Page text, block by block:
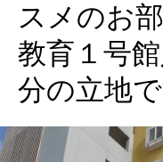
スメのお
教育１号
分の立地で